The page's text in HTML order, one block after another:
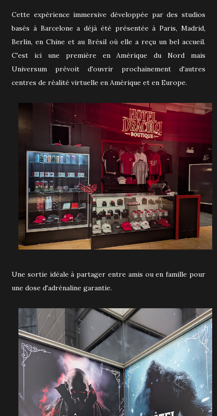
Cette expérience immersive développée par des studios
basés à Barcelone a déjà été présentée à Paris, Madrid,
Berlin, en Chine et au Brésil où elle a reçu un bel accueil.
C'est ici une première en Amérique du Nord mais
Universum prévoit d'ouvrir prochainement d'autres
centres de réalité virtuelle en Amérique et en Europe.
Une sortie idéale à partager entre amis ou en famille pour
une dose d'adrénaline garantie.